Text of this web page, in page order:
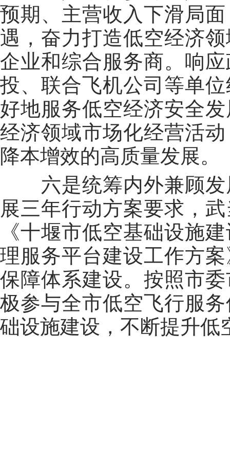
预期、主营收入下滑局
遇，奋力打造低空经济
企业和综合服务商。响
投、联合飞机公司等单
好地服务低空经济安全
经济领域市场化经营活
降本增效的高质量发展。
六是统筹内外兼顾发
展三年行动方案要求，
《十堰市低空基础设施
理服务平台建设工作方
保障体系建设。按照市
极参与全市低空飞行服
础设施建设，不断提升低